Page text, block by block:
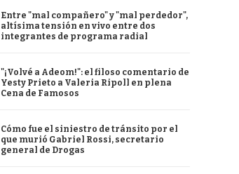
Entre "mal compañero" y "mal perdedor",
altísima tensión en vivo entre dos
integrantes de programa radial
"¡Volvé a Adeom!": el filoso comentario de
Yesty Prieto a Valeria Ripoll en plena
Cena de Famosos
Cómo fue el siniestro de tránsito por el
que murió Gabriel Rossi, secretario
general de Drogas